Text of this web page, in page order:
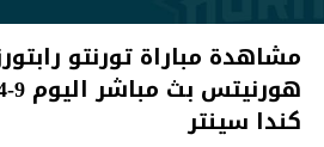
مشاهدة مباراة تورنتو
كندا سينتر